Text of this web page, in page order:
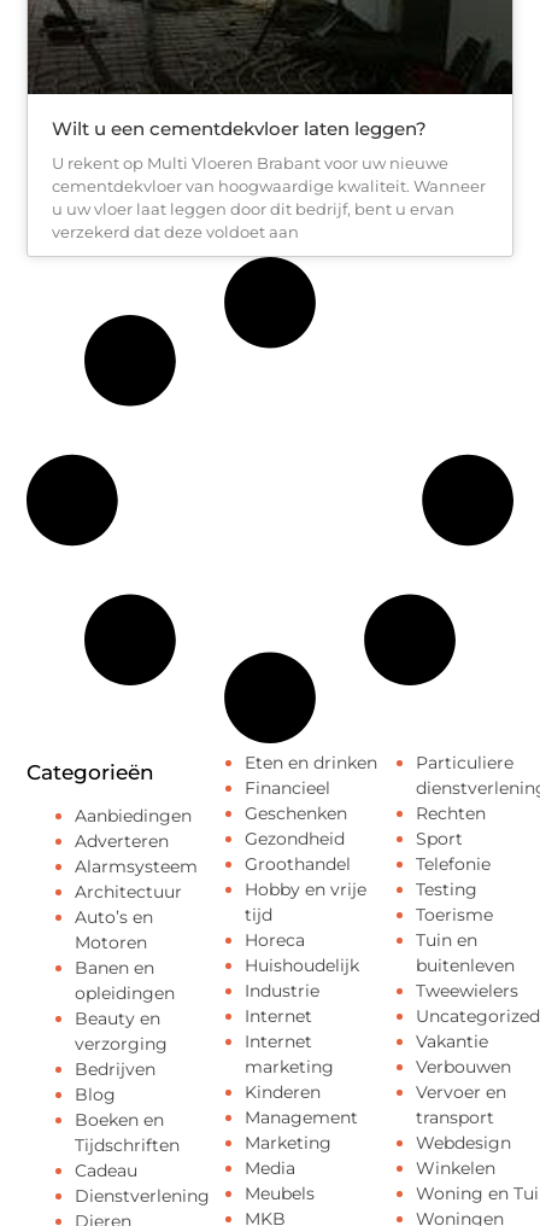
Wilt u een cementdekvloer laten leggen?
U rekent op Multi Vloeren Brabant voor uw nieuwe
cementdekvloer van hoogwaardige kwaliteit. Wanneer
u uw vloer laat leggen door dit bedrijf, bent u ervan
verzekerd dat deze voldoet aan
Categorieën
Aanbiedingen
Adverteren
Alarmsysteem
Architectuur
Auto’s en
Motoren
Banen en
opleidingen
Beauty en
verzorging
Bedrijven
Blog
Boeken en
Tijdschriften
Cadeau
Dienstverlening
Eten en drinken
Financieel
Geschenken
Gezondheid
Groothandel
Hobby en vrije
tijd
Horeca
Huishoudelijk
Industrie
Internet
Internet
marketing
Kinderen
Management
Marketing
Media
Meubels
MKB
Particuliere
Rechten
Sport
Telefonie
Testing
Toerisme
Tuin en
buitenleven
Tweewielers
Uncategorized
Vakantie
Verbouwen
Vervoer en
transport
Webdesign
Winkelen
Woning en
Woningen